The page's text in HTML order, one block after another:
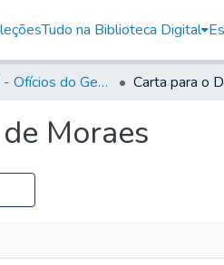
Tudo na Biblioteca Digital
Volume 75 - Ofícios do General Martim Lopes Lobo de Saldanha (Governador da Capitania): 1776-1777
Moraes